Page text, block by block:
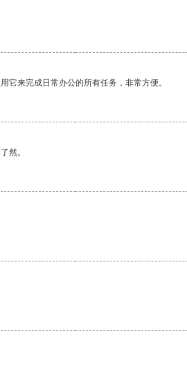
它来完成日常办公的所有任务，非常方便。
然。